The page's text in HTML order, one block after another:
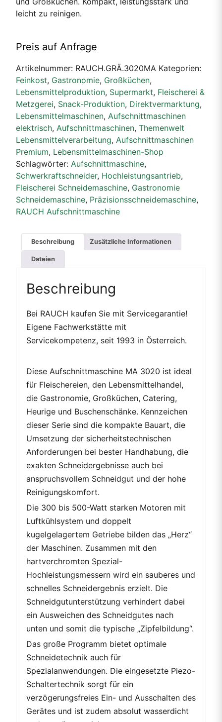
leicht zu reinigen.
Preis auf Anfrage
Artikelnummer: RAUCH.GRÄ.3020MA Kategorien:
Feinkost, Gastronomie, Großküchen,
Lebensmittelproduktion, Supermarkt, Fleischerei &
Metzgerei, Snack-Produktion, Direktvermarktung,
Lebensmittelmaschinen, Aufschnittmaschinen
elektrisch, Aufschnittmaschinen, Themenwelt
Lebensmittelverarbeitung, Aufschnittmaschinen
Premium, Lebensmittelmaschinen-Shop
Schlagwörter: Aufschnittmaschine,
Schwerkraftschneider, Hochleistungsantrieb,
Fleischerei Schneidemaschine, Gastronomie
Schneidemaschine, Präzisionsschneidemaschine,
RAUCH Aufschnittmaschine
Beschreibung Zusätzliche Informationen
Dateien
Beschreibung
Bei RAUCH kaufen Sie mit Servicegarantie!
Eigene Fachwerkstätte mit
Servicekompetenz, seit 1993 in Österreich.
Diese Aufschnittmaschine MA 3020 ist ideal
für Fleischereien, den Lebensmittelhandel,
die Gastronomie, Großküchen, Catering,
Heurige und Buschenschänke. Kennzeichen
dieser Serie sind die kompakte Bauart, die
Umsetzung der sicherheitstechnischen
Anforderungen bei bester Handhabung, die
exakten Schneidergebnisse auch bei
anspruchsvollem Schneidgut und der hohe
Reinigungskomfort.
Die 300 bis 500-Watt starken Motoren mit
Luftkühlsystem und doppelt
kugelgelagertem Getriebe bilden das „Herz“
der Maschinen. Zusammen mit den
hartverchromten Spezial-
Hochleistungsmessern wird ein sauberes und
schnelles Schneidergebnis erzielt. Die
Schneidgutunterstützung verhindert dabei
ein Ausweichen des Schneidgutes nach
unten und somit die typische „Zipfelbildung“.
Das große Programm bietet optimale
Schneidetechnik auch für
Spezialanwendungen. Die eingesetzte Piezo-
Schaltertechnik sorgt für ein
verzögerungsfreies Ein- und Ausschalten des
Gerätes und ist zudem absolut wasserdicht